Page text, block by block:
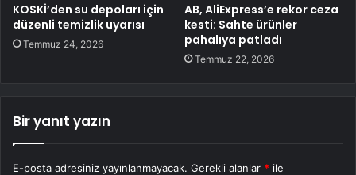
KOSKİ’den su depoları için
düzenli temizlik uyarısı
Temmuz 24, 2026
AB, AliExpress’e rekor ceza
kesti: Sahte ürünler
pahalıya patladı
Temmuz 22, 2026
Bir yanıt yazın
E-posta adresiniz yayınlanmayacak. Gerekli alanlar * ile